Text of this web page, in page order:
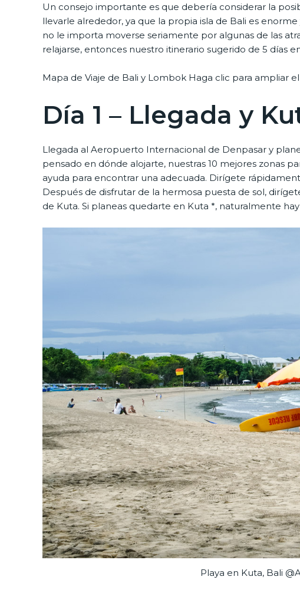
Un consejo importante es que debería considerar la
llevarle alrededor, ya que la propia isla de Bali es
no le importa moverse seriamente por algunas de las
relajarse, entonces nuestro itinerario sugerido de 5 días
Mapa de Viaje de Bali y Lombok Haga clic para ampliar
Día 1 – Llegada y
Llegada al Aeropuerto Internacional de Denpasar y
pensado en dónde alojarte, nuestras 10 mejores zonas
ayuda para encontrar una adecuada. Dirígete
Después de disfrutar de la hermosa puesta de sol,
de Kuta. Si planeas quedarte en Kuta *, naturalmente
Playa en Kuta, Bali